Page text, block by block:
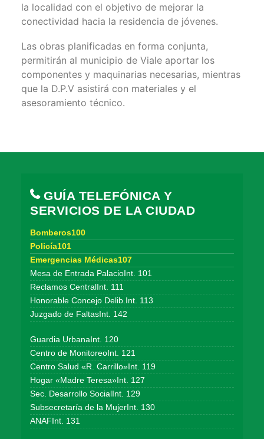
la localidad con el objetivo de mejorar la
conectividad hacia la residencia de jóvenes.
Las obras planificadas en forma conjunta,
permitirán al municipio de Viale aportar los
componentes y maquinarias necesarias, mientras
que la D.P.V asistirá con materiales y el
asesoramiento técnico.
GUÍA TELEFÓNICA Y
SERVICIOS DE LA CIUDAD
Bomberos100
Policía101
Emergencias Médicas107
Mesa de Entrada PalacioInt. 101
Reclamos CentralInt. 111
Honorable Concejo Delib.Int. 113
Juzgado de FaltasInt. 142
Guardia UrbanaInt. 120
Centro de MonitoreoInt. 121
Centro Salud «R. Carrillo»Int. 119
Hogar «Madre Teresa»Int. 127
Sec. Desarrollo SocialInt. 129
Subsecretaría de la MujerInt. 130
ANAFInt. 131